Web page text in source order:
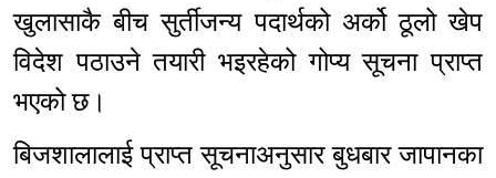
खुलासाकै बीच सुर्तीजन्य पदार्थको अर्को ठूलो खेप
विदेश पठाउने तयारी भइरहेको गोप्य सूचना प्राप्त
भएको छ।
बिजशालालाई प्राप्त सूचनाअनुसार बुधबार जापानका